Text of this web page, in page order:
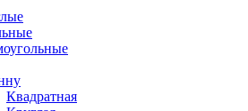
Квадратная